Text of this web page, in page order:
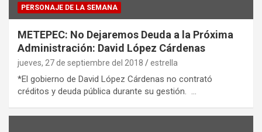
PERSONAJE DE LA SEMANA
METEPEC: No Dejaremos Deuda a la Próxima
Administración: David López Cárdenas
jueves, 27 de septiembre del 2018 estrella
*El gobierno de David López Cárdenas no contrató
créditos y deuda pública durante su gestión. …